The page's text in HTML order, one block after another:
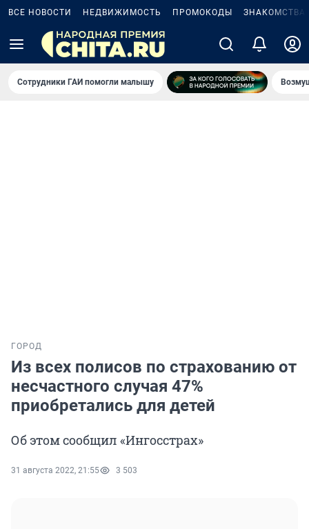
ВСЕ НОВОСТИ НЕДВИЖИМОСТЬ ПРОМОКОДЫ ЗНАКОМСТВА
Сотрудники ГАИ помогли малышу
ГОРОД
Из всех полисов по страхованию от
несчастного случая 47%
приобретались для детей
Об этом сообщил «Ингосстрах»
31 августа 2022, 21:55 3 503